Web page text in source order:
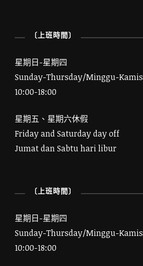
〔上班時間〕
星期日-星期四
Sunday-Thursday/Minggu-Kamis
10:00-18:00
星期五、星期六休假
Friday and Saturday day off
Jumat dan Sabtu hari libur
〔上班時間〕
星期日-星期四
Sunday-Thursday/Minggu-Kamis
10:00-18:00